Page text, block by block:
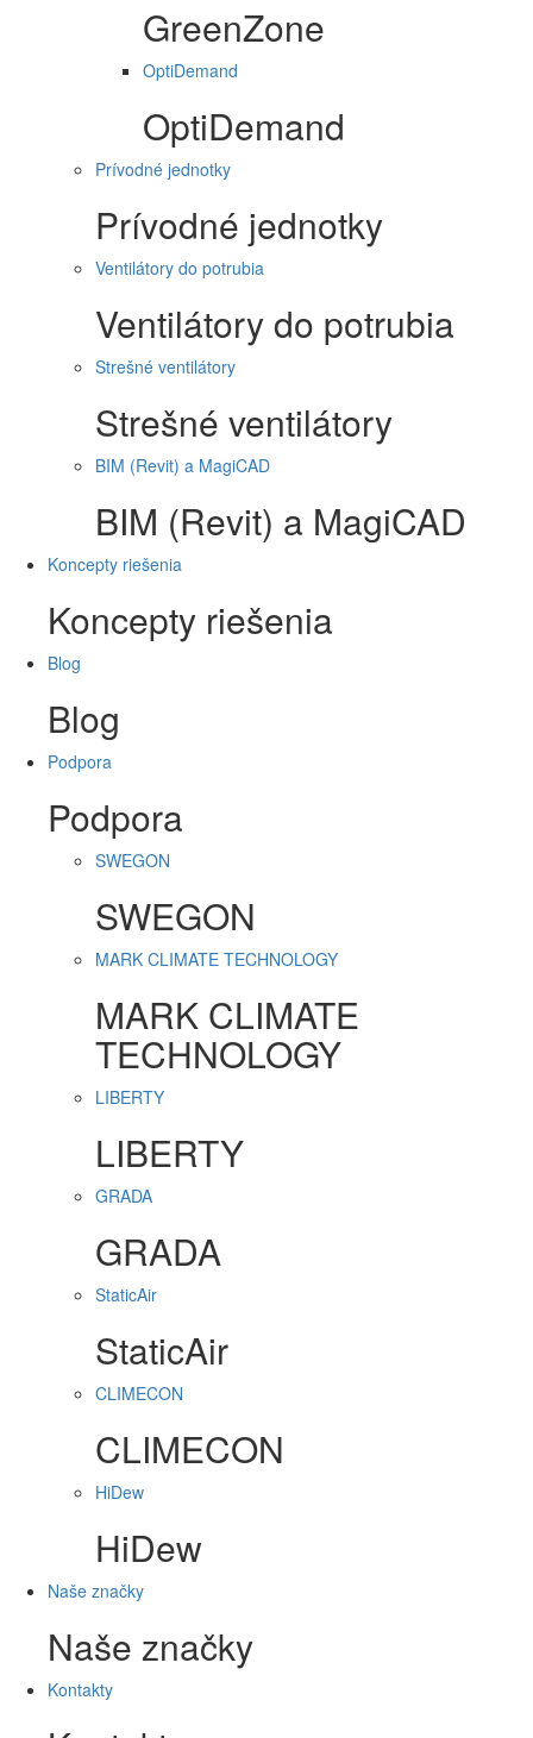
GreenZone
OptiDemand
OptiDemand
Prívodné jednotky
Prívodné jednotky
Ventilátory do potrubia
Ventilátory do potrubia
Strešné ventilátory
Strešné ventilátory
BIM (Revit) a MagiCAD
BIM (Revit) a MagiCAD
Koncepty riešenia
Koncepty riešenia
Blog
Blog
Podpora
Podpora
SWEGON
SWEGON
MARK CLIMATE TECHNOLOGY
MARK CLIMATE
TECHNOLOGY
LIBERTY
LIBERTY
GRADA
GRADA
StaticAir
StaticAir
CLIMECON
CLIMECON
HiDew
HiDew
Naše značky
Naše značky
Kontakty